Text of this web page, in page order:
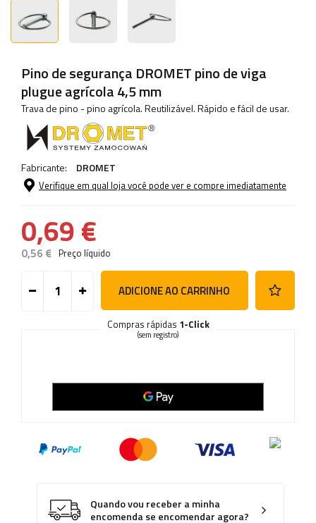
Pino de segurança DROMET pino de viga
plugue agrícola 4,5 mm
Trava de pino - pino agrícola. Reutilizável. Rápido e fácil de usar.
Fabricante: DROMET
Verifique em qual loja você pode ver e compre imediatamente
0,69 €
0,56 € Preço líquido
ADICIONE AO CARRINHO
Compras rápidas 1-Click
(sem registro)
Quando vou receber a minha
encomenda se encomendar agora?